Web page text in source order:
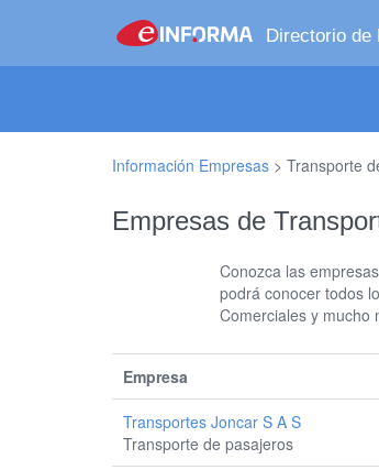
Directorio de
Información Empresas > Transporte
Empresas de
Conozca las
podrá conocer todos
Comerciales y mucho
Empresa
Transportes Joncar S A S
Transporte de pasajeros